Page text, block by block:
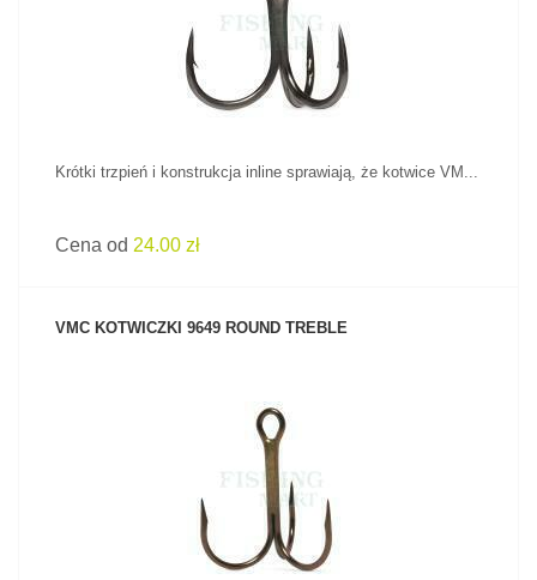
Krótki trzpień i konstrukcja inline sprawiają, że kotwice VM...
Cena od 24.00 zł
VMC KOTWICZKI 9649 ROUND TREBLE
ZOBACZ PRODUKT